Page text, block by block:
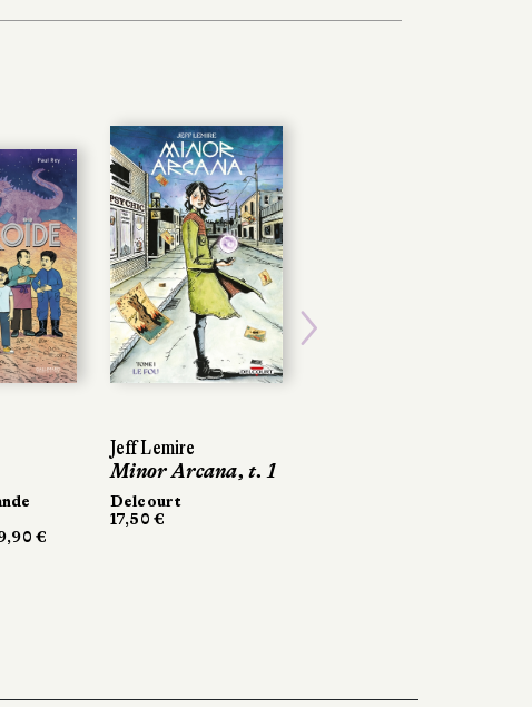
€
Jeff Lemire
Minor Arcana, t. 1
Delcourt
17,50 €